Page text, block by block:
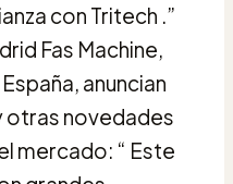
con Tritech .”
Fas Machine,
anuncian
otras novedades
mercado: “ Este